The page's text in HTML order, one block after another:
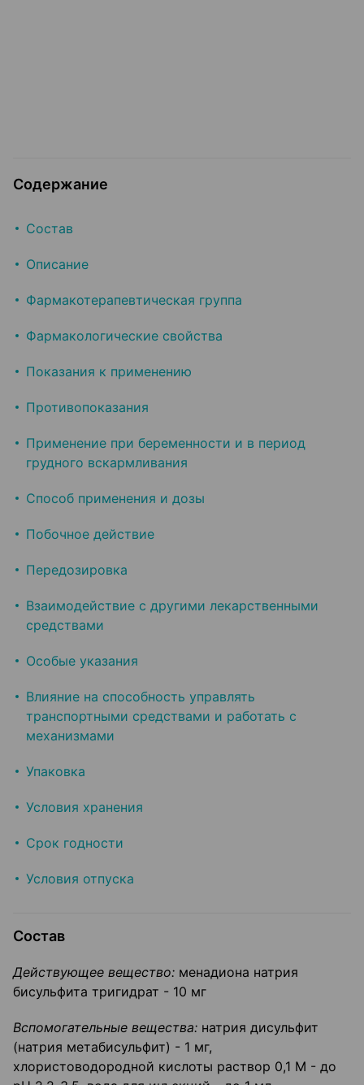
Содержание
Состав
Описание
Фармакотерапевтическая группа
Фармакологические свойства
Показания к применению
Противопоказания
Применение при беременности и в период
грудного вскармливания
Способ применения и дозы
Побочное действие
Передозировка
Взаимодействие с другими лекарственными
средствами
Особые указания
Влияние на способность управлять
транспортными средствами и работать с
механизмами
Упаковка
Условия хранения
Срок годности
Условия отпуска
Состав
Действующее вещество: менадиона натрия
бисульфита тригидрат - 10 мг
Вспомогательные вещества: натрия дисульфит
(натрия метабисульфит) - 1 мг,
хлористоводородной кислоты раствор 0,1 М - до